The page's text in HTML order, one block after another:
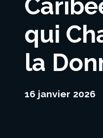
qui
la
16 janvier 2026